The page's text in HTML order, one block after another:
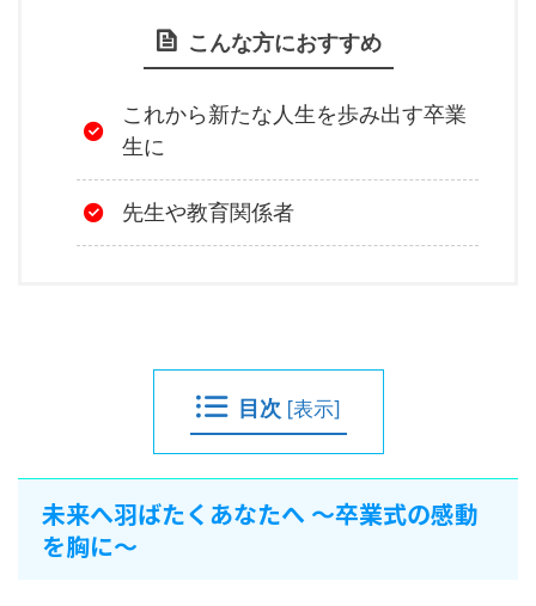
こんな方におすすめ
これから新たな人生を歩み出す卒業
生に
先生や教育関係者
目次 [表示]
未来へ羽ばたくあなたへ 〜卒業式の感動
を胸に〜